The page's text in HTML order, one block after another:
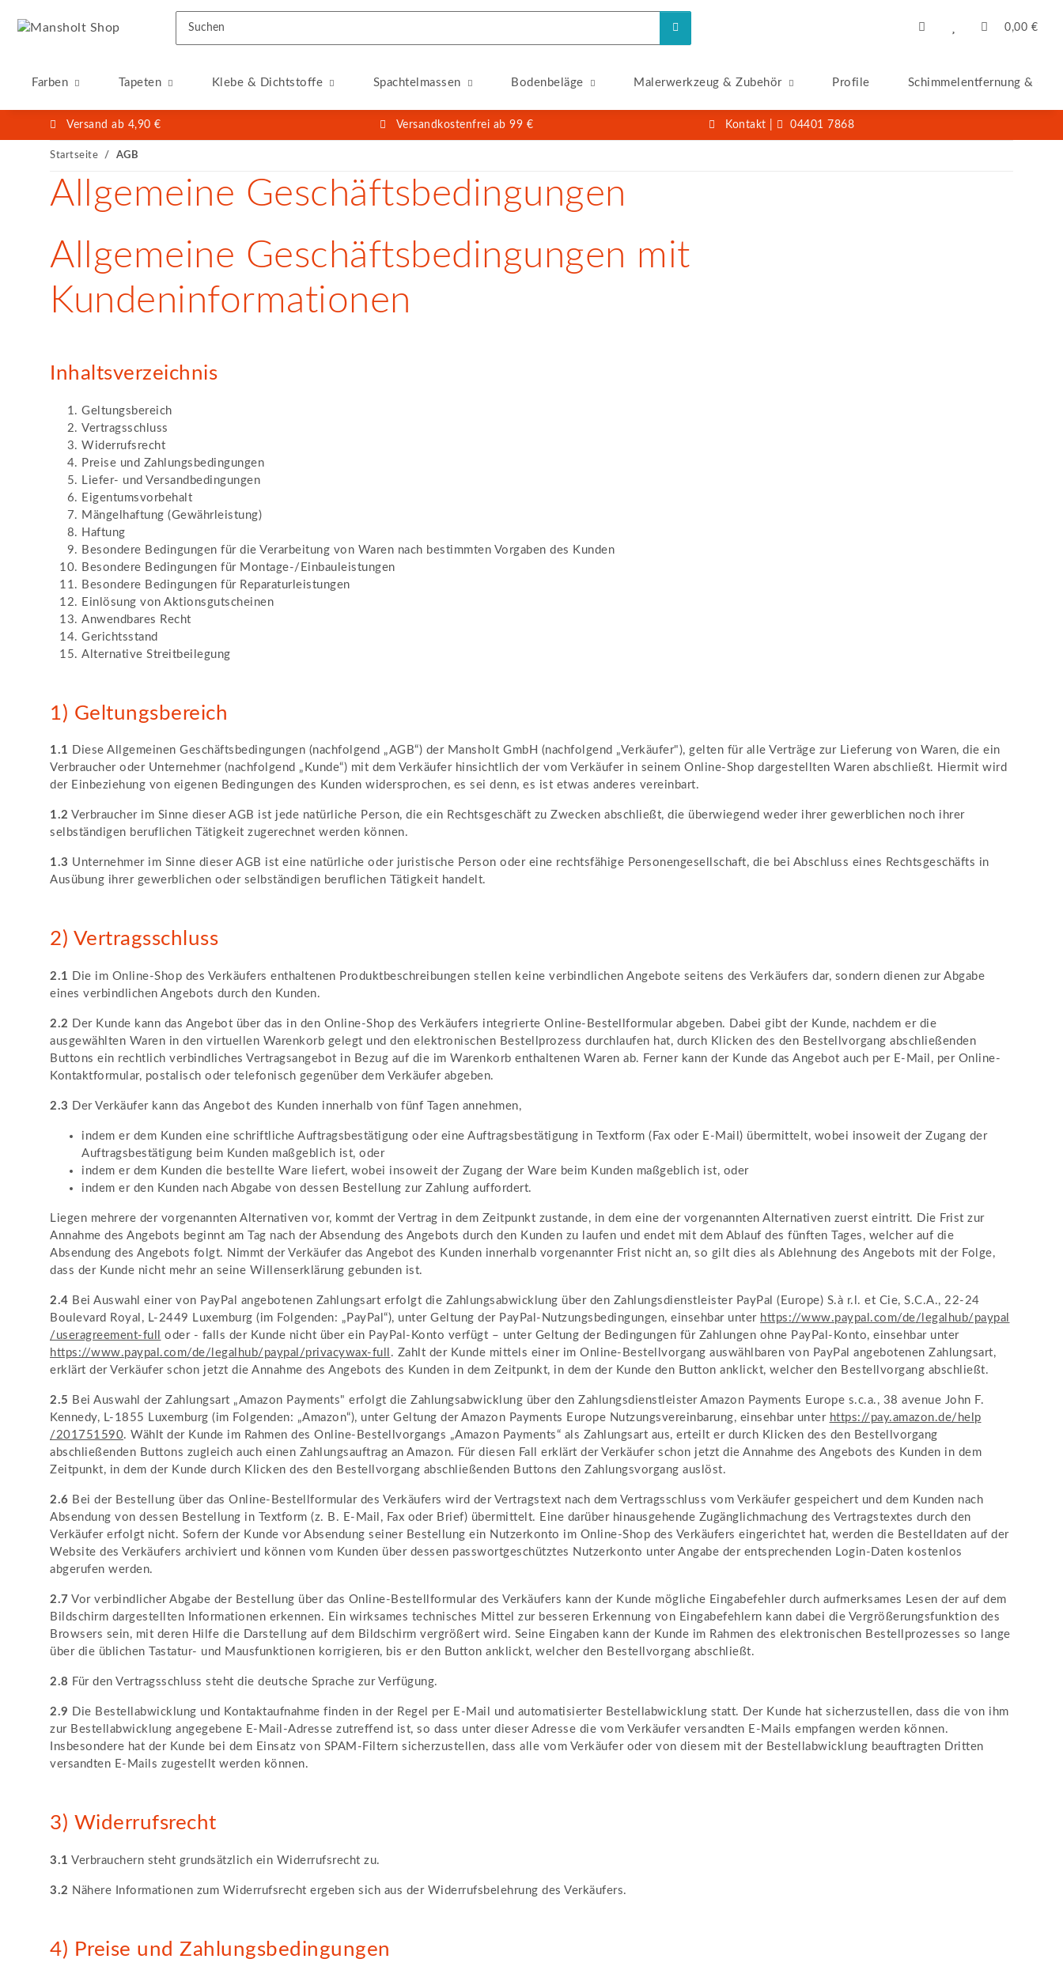
0,00 €
Farben Tapeten Klebe & Dichtstoffe Spachtelmassen Bodenbeläge Malerwerkzeug & Zubehör Profile Schimmelentfernung & -
Versand ab 4,90 € Versandkostenfrei ab 99 € Kontakt 04401 7868
Startseite AGB
Allgemeine Geschäftsbedingungen
Allgemeine Geschäftsbedingungen mit
Kundeninformationen
Inhaltsverzeichnis
Geltungsbereich
Vertragsschluss
Widerrufsrecht
Preise und Zahlungsbedingungen
Liefer- und Versandbedingungen
Eigentumsvorbehalt
Mängelhaftung (Gewährleistung)
Haftung
Besondere Bedingungen für die Verarbeitung von Waren nach bestimmten Vorgaben des Kunden
Besondere Bedingungen für Montage-/Einbauleistungen
Besondere Bedingungen für Reparaturleistungen
Einlösung von Aktionsgutscheinen
Anwendbares Recht
Gerichtsstand
Alternative Streitbeilegung
1) Geltungsbereich
1.1 Diese Allgemeinen Geschäftsbedingungen (nachfolgend „AGB“) der Mansholt GmbH (nachfolgend „Verkäufer"), gelten für alle Verträge zur Lieferung von Waren, die ein
Verbraucher oder Unternehmer (nachfolgend „Kunde“) mit dem Verkäufer hinsichtlich der vom Verkäufer in seinem Online-Shop dargestellten Waren abschließt. Hiermit wird
der Einbeziehung von eigenen Bedingungen des Kunden widersprochen, es sei denn, es ist etwas anderes vereinbart.
1.2 Verbraucher im Sinne dieser AGB ist jede natürliche Person, die ein Rechtsgeschäft zu Zwecken abschließt, die überwiegend weder ihrer gewerblichen noch ihrer
selbständigen beruflichen Tätigkeit zugerechnet werden können.
1.3 Unternehmer im Sinne dieser AGB ist eine natürliche oder juristische Person oder eine rechtsfähige Personengesellschaft, die bei Abschluss eines Rechtsgeschäfts in
Ausübung ihrer gewerblichen oder selbständigen beruflichen Tätigkeit handelt.
2) Vertragsschluss
2.1 Die im Online-Shop des Verkäufers enthaltenen Produktbeschreibungen stellen keine verbindlichen Angebote seitens des Verkäufers dar, sondern dienen zur Abgabe
eines verbindlichen Angebots durch den Kunden.
2.2 Der Kunde kann das Angebot über das in den Online-Shop des Verkäufers integrierte Online-Bestellformular abgeben. Dabei gibt der Kunde, nachdem er die
ausgewählten Waren in den virtuellen Warenkorb gelegt und den elektronischen Bestellprozess durchlaufen hat, durch Klicken des den Bestellvorgang abschließenden
Buttons ein rechtlich verbindliches Vertragsangebot in Bezug auf die im Warenkorb enthaltenen Waren ab. Ferner kann der Kunde das Angebot auch per E-Mail, per Online-
Kontaktformular, postalisch oder telefonisch gegenüber dem Verkäufer abgeben.
2.3 Der Verkäufer kann das Angebot des Kunden innerhalb von fünf Tagen annehmen,
indem er dem Kunden eine schriftliche Auftragsbestätigung oder eine Auftragsbestätigung in Textform (Fax oder E-Mail) übermittelt, wobei insoweit der Zugang der
Auftragsbestätigung beim Kunden maßgeblich ist, oder
indem er dem Kunden die bestellte Ware liefert, wobei insoweit der Zugang der Ware beim Kunden maßgeblich ist, oder
indem er den Kunden nach Abgabe von dessen Bestellung zur Zahlung auffordert.
Liegen mehrere der vorgenannten Alternativen vor, kommt der Vertrag in dem Zeitpunkt zustande, in dem eine der vorgenannten Alternativen zuerst eintritt. Die Frist zur
Annahme des Angebots beginnt am Tag nach der Absendung des Angebots durch den Kunden zu laufen und endet mit dem Ablauf des fünften Tages, welcher auf die
Absendung des Angebots folgt. Nimmt der Verkäufer das Angebot des Kunden innerhalb vorgenannter Frist nicht an, so gilt dies als Ablehnung des Angebots mit der Folge,
dass der Kunde nicht mehr an seine Willenserklärung gebunden ist.
2.4 Bei Auswahl einer von PayPal angebotenen Zahlungsart erfolgt die Zahlungsabwicklung über den Zahlungsdienstleister PayPal (Europe) S.à r.l. et Cie, S.C.A., 22-24
Boulevard Royal, L-2449 Luxemburg (im Folgenden: „PayPal“), unter Geltung der PayPal-Nutzungsbedingungen, einsehbar unter https://www.paypal.com/de/legalhub/paypal
/useragreement-full
oder - falls der Kunde nicht über ein PayPal-Konto verfügt – unter Geltung der Bedingungen für Zahlungen ohne PayPal-Konto, einsehbar unter
https://www.paypal.com/de/legalhub/paypal /privacywax-full . Zahlt der Kunde mittels einer im Online-Bestellvorgang auswählbaren von PayPal angebotenen Zahlungsart,
erklärt der Verkäufer schon jetzt die Annahme des Angebots des Kunden in dem Zeitpunkt, in dem der Kunde den Button anklickt, welcher den Bestellvorgang abschließt.
2.5 Bei Auswahl der Zahlungsart „Amazon Payments" erfolgt die Zahlungsabwicklung über den Zahlungsdienstleister Amazon Payments Europe s.c.a., 38 avenue John F.
Kennedy, L-1855 Luxemburg (im Folgenden: „Amazon“), unter Geltung der Amazon Payments Europe Nutzungsvereinbarung, einsehbar unter https://pay.amazon.de/help
/201751590. Wählt der Kunde im Rahmen des Online-Bestellvorgangs „Amazon Payments“ als Zahlungsart aus, erteilt er durch Klicken des den Bestellvorgang
abschließenden Buttons zugleich auch einen Zahlungsauftrag an Amazon. Für diesen Fall erklärt der Verkäufer schon jetzt die Annahme des Angebots des Kunden in dem
Zeitpunkt, in dem der Kunde durch Klicken des den Bestellvorgang abschließenden Buttons den Zahlungsvorgang auslöst.
2.6 Bei der Bestellung über das Online-Bestellformular des Verkäufers wird der Vertragstext nach dem Vertragsschluss vom Verkäufer gespeichert und dem Kunden nach
Absendung von dessen Bestellung in Textform (z. B. E-Mail, Fax oder Brief) übermittelt. Eine darüber hinausgehende Zugänglichmachung des Vertragstextes durch den
Verkäufer erfolgt nicht. Sofern der Kunde vor Absendung seiner Bestellung ein Nutzerkonto im Online-Shop des Verkäufers eingerichtet hat, werden die Bestelldaten auf der
Website des Verkäufers archiviert und können vom Kunden über dessen passwortgeschütztes Nutzerkonto unter Angabe der entsprechenden Login-Daten kostenlos
abgerufen werden.
2.7 Vor verbindlicher Abgabe der Bestellung über das Online-Bestellformular des Verkäufers kann der Kunde mögliche Eingabefehler durch aufmerksames Lesen der auf dem
Bildschirm dargestellten Informationen erkennen. Ein wirksames technisches Mittel zur besseren Erkennung von Eingabefehlern kann dabei die Vergrößerungsfunktion des
Browsers sein, mit deren Hilfe die Darstellung auf dem Bildschirm vergrößert wird. Seine Eingaben kann der Kunde im Rahmen des elektronischen Bestellprozesses so lange
über die üblichen Tastatur- und Mausfunktionen korrigieren, bis er den Button anklickt, welcher den Bestellvorgang abschließt.
2.8 Für den Vertragsschluss steht die deutsche Sprache zur Verfügung.
2.9 Die Bestellabwicklung und Kontaktaufnahme finden in der Regel per E-Mail und automatisierter Bestellabwicklung statt. Der Kunde hat sicherzustellen, dass die von ihm
zur Bestellabwicklung angegebene E-Mail-Adresse zutreffend ist, so dass unter dieser Adresse die vom Verkäufer versandten E-Mails empfangen werden können.
Insbesondere hat der Kunde bei dem Einsatz von SPAM-Filtern sicherzustellen, dass alle vom Verkäufer oder von diesem mit der Bestellabwicklung beauftragten Dritten
versandten E-Mails zugestellt werden können.
3) Widerrufsrecht
3.1 Verbrauchern steht grundsätzlich ein Widerrufsrecht zu.
3.2 Nähere Informationen zum Widerrufsrecht ergeben sich aus der Widerrufsbelehrung des Verkäufers.
4) Preise und Zahlungsbedingungen